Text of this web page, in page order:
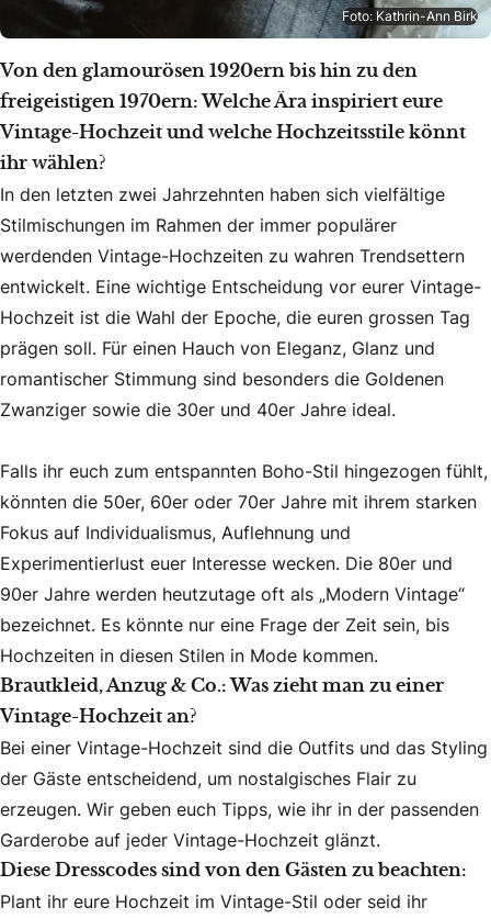
Foto: Kathrin-Ann Birk
Von den glamourösen 1920ern bis hin zu den
freigeistigen 1970ern: Welche Ära inspiriert eure
Vintage-Hochzeit und welche Hochzeitsstile könnt
ihr wählen?
In den letzten zwei Jahrzehnten haben sich vielfältige
Stilmischungen im Rahmen der immer populärer
werdenden Vintage-Hochzeiten zu wahren Trendsettern
entwickelt. Eine wichtige Entscheidung vor eurer Vintage-
Hochzeit ist die Wahl der Epoche, die euren grossen Tag
prägen soll. Für einen Hauch von Eleganz, Glanz und
romantischer Stimmung sind besonders die Goldenen
Zwanziger sowie die 30er und 40er Jahre ideal.
Falls ihr euch zum entspannten Boho-Stil hingezogen fühlt,
könnten die 50er, 60er oder 70er Jahre mit ihrem starken
Fokus auf Individualismus, Auflehnung und
Experimentierlust euer Interesse wecken. Die 80er und
90er Jahre werden heutzutage oft als „Modern Vintage“
bezeichnet. Es könnte nur eine Frage der Zeit sein, bis
Hochzeiten in diesen Stilen in Mode kommen.
Brautkleid, Anzug & Co.: Was zieht man zu einer
Vintage-Hochzeit an?
Bei einer Vintage-Hochzeit sind die Outfits und das Styling
der Gäste entscheidend, um nostalgisches Flair zu
erzeugen. Wir geben euch Tipps, wie ihr in der passenden
Garderobe auf jeder Vintage-Hochzeit glänzt.
Diese Dresscodes sind von den Gästen zu beachten:
Plant ihr eure Hochzeit im Vintage-Stil oder seid ihr